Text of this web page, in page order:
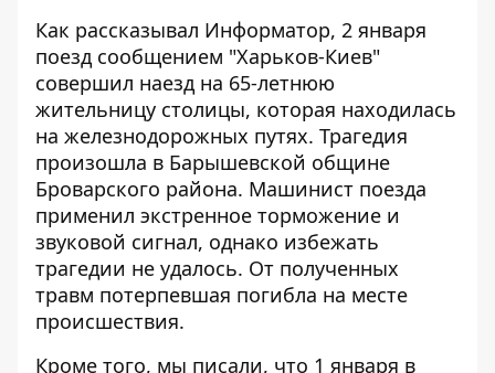
Как рассказывал Информатор, 2 января
поезд сообщением "Харьков-Киев"
совершил наезд на 65-летнюю
жительницу столицы, которая находилась
на железнодорожных путях. Трагедия
произошла в Барышевской общине
Броварского района. Машинист поезда
применил экстренное торможение и
звуковой сигнал, однако избежать
трагедии не удалось. От полученных
травм потерпевшая погибла на месте
происшествия.
Кроме того, мы писали, что 1 января в